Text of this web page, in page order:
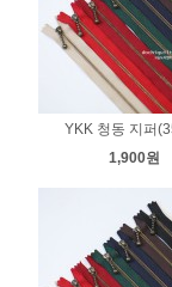
YKK 청동 지퍼
1,900원